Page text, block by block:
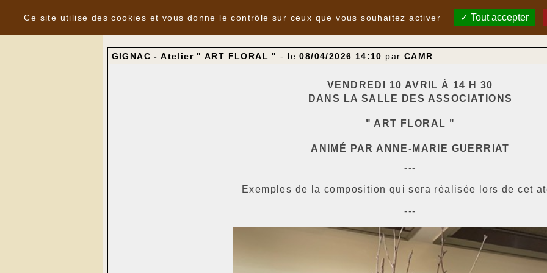
Nouvelles
GIGNAC - Atelier " ART FLORAL " - le08/04/2026 14:10 par CAMR
VENDREDI 10 AVRIL À 14 H 30
DANS LA SALLE DES ASSOCIATIONS
" ART FLORAL "
ANIMÉ PAR ANNE-MARIE GUERRIAT
---
Exemples de la composition qui sera réalisée lors de cet
---
Ce site utilise des cookies et vous donne le contrôle sur ceux que vous souhaitez activer
Tout accepter